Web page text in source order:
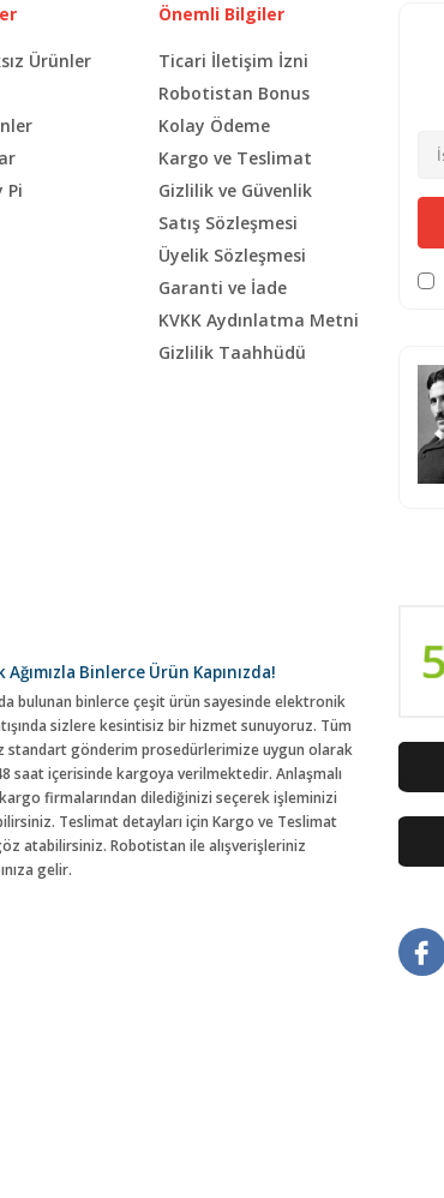
Ürünler
Pi
Önemli Bilgiler
Ticari İletişim İzni
Robotistan Bonus
Kolay Ödeme
Kargo ve Teslimat
Gizlilik ve Güvenlik
Satış Sözleşmesi
Üyelik Sözleşmesi
Garanti ve İade
KVKK Aydınlatma Metni
Gizlilik Taahhüdü
Binlerce Ürün Kapınızda!
bulunan binlerce çeşit ürün sayesinde elektronik
sizlere kesintisiz bir hizmet sunuyoruz. Tüm
standart gönderim prosedürlerimize uygun olarak
saat içerisinde kargoya verilmektedir. Anlaşmalı
firmalarından dilediğinizi seçerek işleminizi
Teslimat detayları için Kargo ve Teslimat
atabilirsiniz. Robotistan ile alışverişleriniz
gelir.